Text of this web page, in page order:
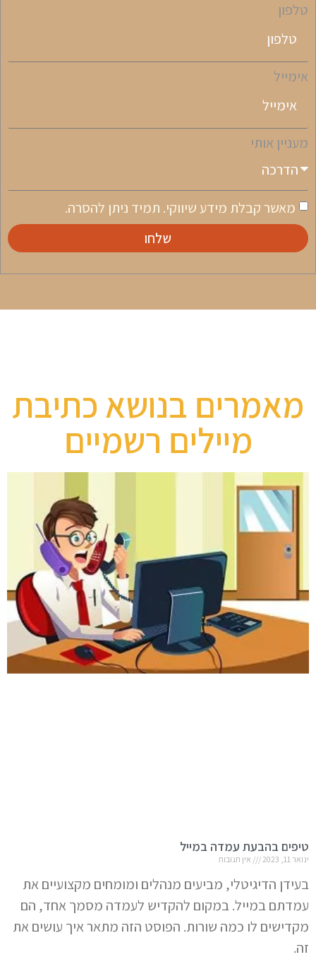
טלפון
אימייל
מעניין אותי
מאשר קבלת מידע שיווקי. תמיד ניתן להסרה.
שלחו
מאמרים בנושא כתיבת
מיילים רשמיים
טיפים בהבעת עמדה במייל
ינואר 11, 2023 אין תגובות
בעידן הדיגיטלי, מביעים מנהלים ומומחים מקצועיים את
עמדתם במייל. במקום להקדיש לעמדה מסמך אחד, הם
מקדישים לו כמה שורות. הפוסט הזה מתאר איך עושים את
זה.